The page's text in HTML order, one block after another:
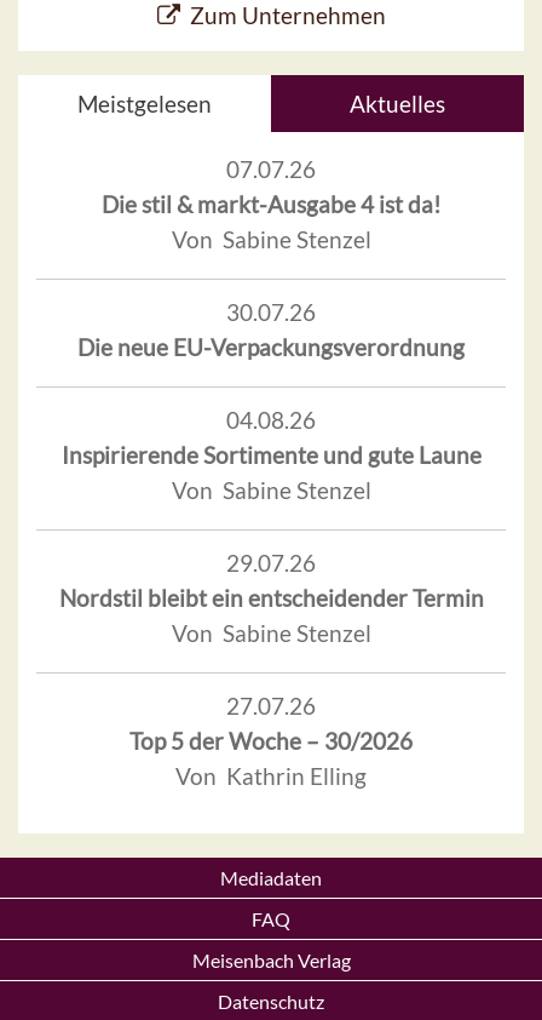
Zum Unternehmen
Meistgelesen Aktuelles
07.07.26
Die stil & markt-Ausgabe 4 ist da!
Von Sabine Stenzel
30.07.26
Die neue EU-Verpackungsverordnung
04.08.26
Inspirierende Sortimente und gute Laune
Von Sabine Stenzel
29.07.26
Nordstil bleibt ein entscheidender Termin
Von Sabine Stenzel
27.07.26
Top 5 der Woche – 30/2026
Von Kathrin Elling
Mediadaten
FAQ
Meisenbach Verlag
Datenschutz